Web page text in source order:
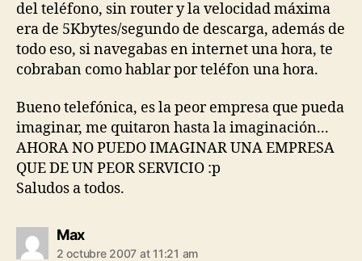
del teléfono, sin router y la velocidad máxima
era de 5Kbytes/segundo de descarga, además de
todo eso, si navegabas en internet una hora, te
cobraban como hablar por teléfon una hora.
Bueno telefónica, es la peor empresa que pueda
imaginar, me quitaron hasta la imaginación...
AHORA NO PUEDO IMAGINAR UNA EMPRESA
QUE DE UN PEOR SERVICIO :p
Saludos a todos.
Maxsays:
2 octubre 2007 at 11:21 am